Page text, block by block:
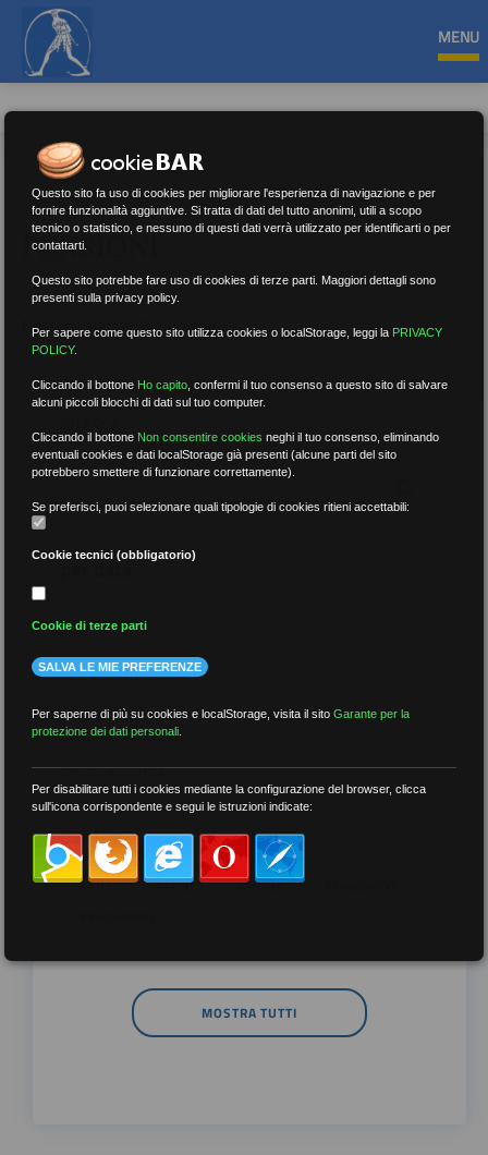
MENU
PENSIONI
Nessun risultato.Rimuovi filtri
per data
più recenti
meno recenti
per tag
##DS ##FGU ##Gilda
MOSTRA TUTTI
Questo sito fa uso di cookies per migliorare l'esperienza di navigazione e per
fornire funzionalità aggiuntive. Si tratta di dati del tutto anonimi, utili a scopo
tecnico o statistico, e nessuno di questi dati verrà utilizzato per identificarti o per
contattarti.
Questo sito potrebbe fare uso di cookies di terze parti. Maggiori dettagli sono
presenti sulla privacy policy.
Per sapere come questo sito utilizza cookies o localStorage, leggi la PRIVACY
POLICY.
Cliccando il bottone Ho capito ,confermi il tuo consenso a questo sito di salvare
alcuni piccoli blocchi di dati sul tuo computer.
Cliccando il bottone Non consentire cookies neghi il tuo consenso, eliminando
eventuali cookies e dati localStorage già presenti (alcune parti del sito
potrebbero smettere di funzionare correttamente).
Se preferisci, puoi selezionare quali tipologie di cookies ritieni accettabili:
Cookie tecnici (obbligatorio)
Cookie di terze parti
SALVA LE MIE PREFERENZE
Per saperne di più su cookies e localStorage, visita il sitoGarante per la
protezione dei dati personali
Per disabilitare tutti i cookies mediante la configurazione del browser, clicca
sull'icona corrispondente e segui le istruzioni indicate: